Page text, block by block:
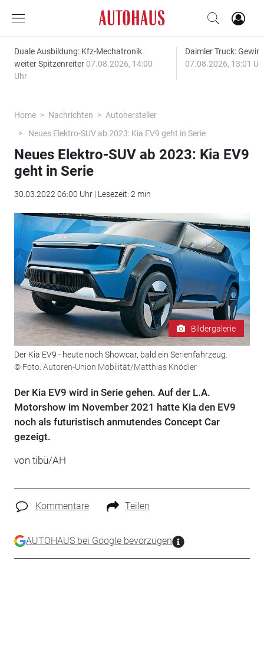
Duale Ausbildung: Kfz-Mechatronik
weiter Spitzenreiter 07.08.2026, 14:00
Uhr
Daimler Truck:
07.08.2026, 13:01
Home Nachrichten
Autohersteller
Neues Elektro-SUV ab 2023: Kia EV9 geht in Serie
Neues Elektro-SUV ab 2023: Kia EV9
geht in Serie
30.03.2022 06:00 Uhr | Lesezeit: 2 min
Bildergalerie
Der Kia EV9 - heute noch Showcar, bald ein Serienfahrzeug.
© Foto: Autoren-Union Mobilität/Matthias Knödler
Der Kia EV9 wird in Serie gehen. Auf der L.A.
Motorshow im November 2021 hatte Kia den EV9
noch als futuristisch anmutendes Concept Car
gezeigt.
von tibü/AH
Kommentare Teilen
AUTOHAUS bei Google bevorzugen